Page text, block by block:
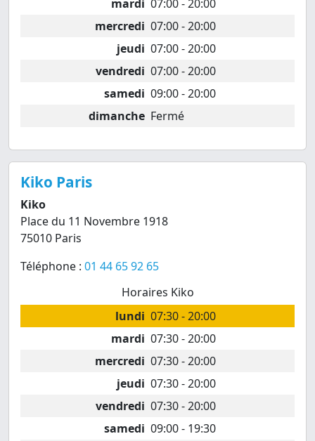
mardi 07:00 - 20:00
mercredi 07:00 - 20:00
jeudi 07:00 - 20:00
vendredi 07:00 - 20:00
samedi 09:00 - 20:00
dimanche Fermé
Kiko Paris
Kiko
Place du 11 Novembre 1918
75010 Paris
Téléphone : 01 44 65 92 65
Horaires Kiko
lundi 07:30 - 20:00
mardi 07:30 - 20:00
mercredi 07:30 - 20:00
jeudi 07:30 - 20:00
vendredi 07:30 - 20:00
samedi 09:00 - 19:30